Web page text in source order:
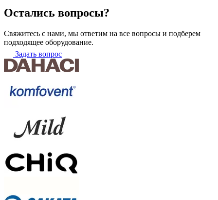
Остались вопросы?
Свяжитесь с нами, мы ответим на все вопросы и подберем
подходящее оборудование.
Задать вопрос